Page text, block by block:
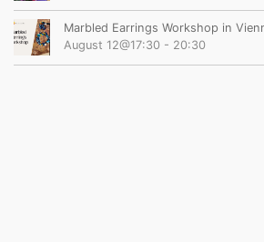
Marbled Earrings Workshop in
August 12@17:30 - 20:30